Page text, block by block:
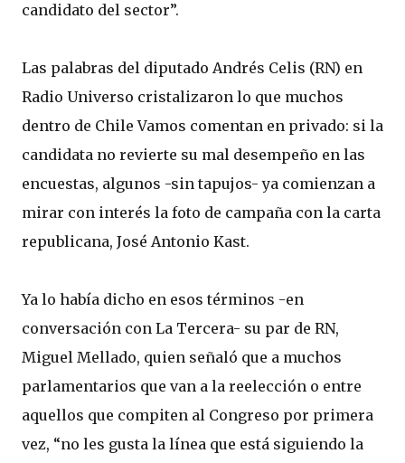
candidato del sector”.
Las palabras del diputado Andrés Celis (RN) en
Radio Universo cristalizaron lo que muchos
dentro de Chile Vamos comentan en privado: si la
candidata no revierte su mal desempeño en las
encuestas, algunos -sin tapujos- ya comienzan a
mirar con interés la foto de campaña con la carta
republicana, José Antonio Kast.
Ya lo había dicho en esos términos -en
conversación con La Tercera- su par de RN,
Miguel Mellado, quien señaló que a muchos
parlamentarios que van a la reelección o entre
aquellos que compiten al Congreso por primera
vez, “no les gusta la línea que está siguiendo la